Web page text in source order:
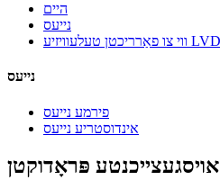
היים
נייעס
נייעס
פירמע נייעס
אינדוסטריע נייעס
אויסגעצייכנטע פּראָדוקטן